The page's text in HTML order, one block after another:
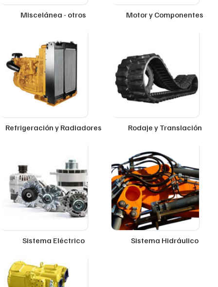
Miscelánea - otros Motor y Componentes
Refrigeración y Radiadores Rodaje y Translación
Sistema Eléctrico Sistema Hidráulico